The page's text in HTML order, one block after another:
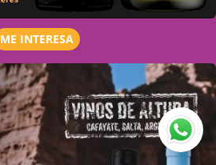
ME INTERESA